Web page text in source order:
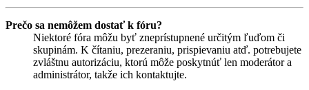
Prečo sa nemôžem dostať k fóru?
Niektoré fóra môžu byť zneprístupnené určitým ľuďom či
skupinám. K čítaniu, prezeraniu, prispievaniu atď. potrebujete
zvláštnu autorizáciu, ktorú môže poskytnúť len moderátor a
administrátor, takže ich kontaktujte.